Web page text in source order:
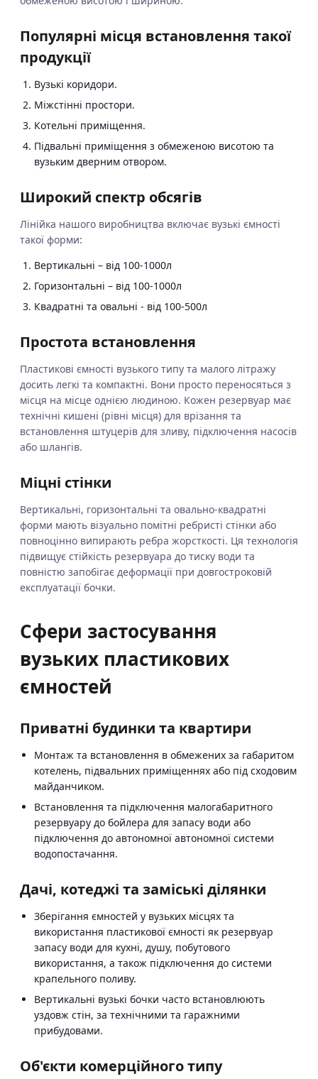
Популярні місця встановлення такої
продукції
Вузькі коридори.
Міжстінні простори.
Котельні приміщення.
Підвальні приміщення з обмеженою висотою та
вузьким дверним отвором.
Широкий спектр обсягів
Лінійка нашого виробництва включає вузькі ємності
такої форми:
Вертикальні – від 100-1000л
Горизонтальні – від 100-1000л
Квадратні та овальні - від 100-500л
Простота встановлення
Пластикові ємності вузького типу та малого літражу
досить легкі та компактні. Вони просто переносяться з
місця на місце однією людиною. Кожен резервуар має
технічні кишені (рівні місця) для врізання та
встановлення штуцерів для зливу, підключення насосів
або шлангів.
Міцні стінки
Вертикальні, горизонтальні та овально-квадратні
форми мають візуально помітні ребристі стінки або
повноцінно випирають ребра жорсткості. Ця технологія
підвищує стійкість резервуара до тиску води та
повністю запобігає деформації при довгостроковій
експлуатації бочки.
Сфери застосування
вузьких пластикових
ємностей
Приватні будинки та квартири
Монтаж та встановлення в обмежених за габаритом
котелень, підвальних приміщеннях або під сходовим
майданчиком.
Встановлення та підключення малогабаритного
резервуару до бойлера для запасу води або
підключення до автономної автономної системи
водопостачання.
Дачі, котеджі та заміські ділянки
Зберігання ємностей у вузьких місцях та
використання пластикової ємності як резервуар
запасу води для кухні, душу, побутового
використання, а також підключення до системи
крапельного поливу.
Вертикальні вузькі бочки часто встановлюють
уздовж стін, за технічними та гаражними
прибудовами.
Об'єкти комерційного типу